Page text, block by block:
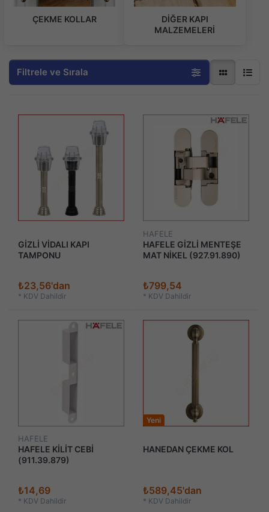
ÇEKME KOLLAR
DİĞER KAPI
MALZEMELERİ
Filtrele ve Sırala
GİZLİ VİDALI KAPI
TAMPONU
₺23,56'dan
* KDV Dahildir
HAFELE
HAFELE GİZLİ MENTEŞE
MAT NİKEL (927.91.890)
₺799,54
* KDV Dahildir
HAFELE
HAFELE KİLİT CEBİ
(911.39.879)
₺14,69
* KDV Dahildir
Yeni
HANEDAN ÇEKME KOL
₺589,45'dan
* KDV Dahildir